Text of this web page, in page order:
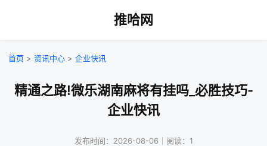
推哈网
首页 > 资讯中心 > 企业快讯
精通之路!微乐湖南麻将有挂吗_必胜技巧-
企业快讯
发布时间：2026-08-06｜阅读：1